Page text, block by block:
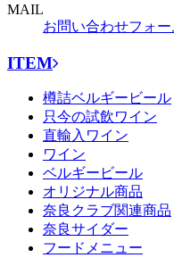
MAIL
お問い合わせフォー
ITEM
樽詰ベルギービール
只今の試飲ワイン
直輸入ワイン
ワイン
ベルギービール
オリジナル商品
奈良クラブ関連商品
奈良サイダー
フードメニュー